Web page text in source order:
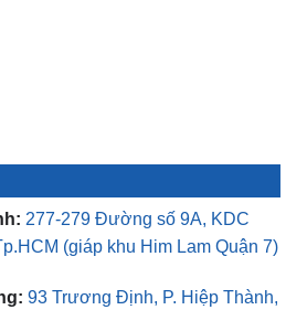
277-279 Đường số 9A, KDC
(giáp khu Him Lam Quận 7)
93 Trương Định, P. Hiệp Thành,